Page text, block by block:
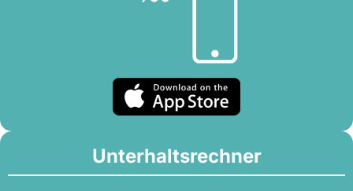
Unterhaltsrechner